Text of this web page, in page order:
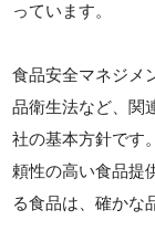
っています。
食品安全マネジメ
品衛生法など、関
社の基本方針です
頼性の高い食品提
る食品は、確かな